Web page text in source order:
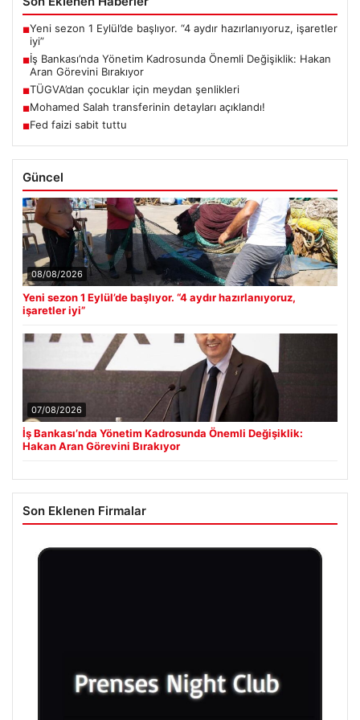
■Yeni sezon 1 Eylül’de başlıyor. “4 aydır hazırlanıyoruz, işaretler
iyi”
■İş Bankası’nda Yönetim Kadrosunda Önemli Değişiklik: Hakan
Aran Görevini Bırakıyor
■TÜGVA’dan çocuklar için meydan şenlikleri
■Mohamed Salah transferinin detayları açıklandı!
■Fed faizi sabit tuttu
Güncel
08/08/2026
Yeni sezon 1 Eylül’de başlıyor. “4 aydır hazırlanıyoruz,
işaretler iyi”
07/08/2026
İş Bankası’nda Yönetim Kadrosunda Önemli Değişiklik:
Hakan Aran Görevini Bırakıyor
Son Eklenen Firmalar